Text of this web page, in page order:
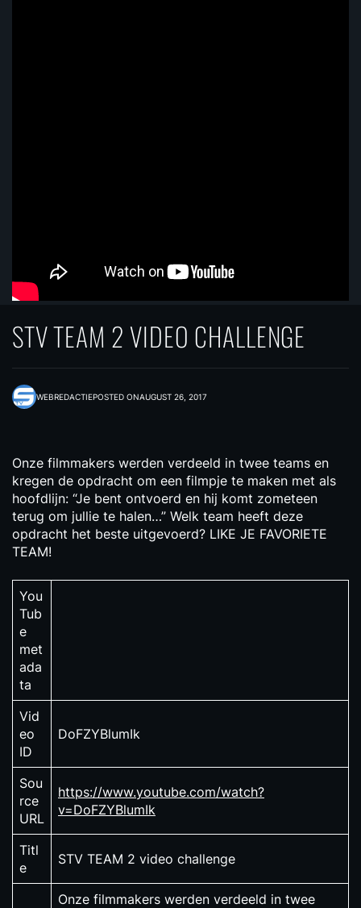
STV TEAM 2 VIDEO CHALLENGE
WEBREDACTIEPOSTED ONAUGUST 26, 2017
Onze filmmakers werden verdeeld in twee teams en
kregen de opdracht om een filmpje te maken met als
hoofdlijn: “Je bent ontvoerd en hij komt zometeen
terug om jullie te halen…” Welk team heeft deze
opdracht het beste uitgevoerd? LIKE JE FAVORIETE
TEAM!
You
Tub
e
met
ada
ta
Vid
eo
ID
DoFZYBlumIk
Sou
rce
URL
https://www.youtube.com/watch?
v=DoFZYBlumIk
Titl
e
STV TEAM 2 video challenge
Onze filmmakers werden verdeeld in twee